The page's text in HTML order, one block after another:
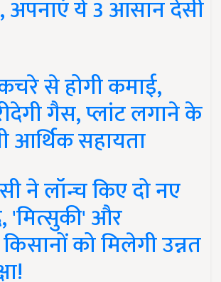
अपनाएं ये 3 आसान देसी
से होगी कमाई,
गैस, प्लांट लगाने के
आर्थिक सहायता
ने लॉन्च किए दो नए
'मित्सुकी' और
को मिलेगी उन्नत